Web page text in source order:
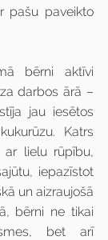
pašu paveikto
bērni aktīvi
darbos ārā –
jau iesētos
Katrs
ar lielu rūpību,
iepazīstot
un aizraujošā
bērni ne tikai
bet arī